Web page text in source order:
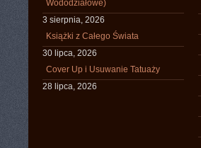
Wododziałowe)
3 sierpnia, 2026
Książki z Całego Świata
30 lipca, 2026
Cover Up i Usuwanie Tatuaży
28 lipca, 2026